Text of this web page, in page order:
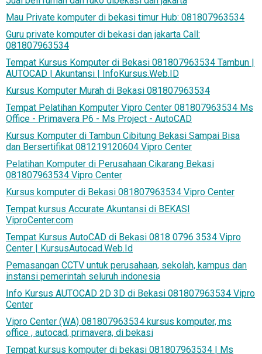
Mau Private komputer di bekasi timur Hub: 081807963534
Guru private komputer di bekasi dan jakarta Call:
081807963534
Tempat Kursus Komputer di Bekasi 081807963534 Tambun |
AUTOCAD | Akuntansi | InfoKursus.Web.ID
Kursus Komputer Murah di Bekasi 081807963534
Tempat Pelatihan Komputer Vipro Center 081807963534 Ms
Office - Primavera P6 - Ms Project - AutoCAD
Kursus Komputer di Tambun Cibitung Bekasi Sampai Bisa
dan Bersertifikat 081219120604 Vipro Center
Pelatihan Komputer di Perusahaan Cikarang Bekasi
081807963534 Vipro Center
Kursus komputer di Bekasi 081807963534 Vipro Center
Tempat kursus Accurate Akuntansi di BEKASI
ViproCenter.com
Tempat Kursus AutoCAD di Bekasi 0818 0796 3534 Vipro
Center | KursusAutocad.Web.Id
Pemasangan CCTV untuk perusahaan, sekolah, kampus dan
instansi pemerintah seluruh indonesia
Info Kursus AUTOCAD 2D 3D di Bekasi 081807963534 Vipro
Center
Vipro Center (WA) 081807963534 kursus komputer, ms
office , autocad, primavera, di bekasi
Tempat kursus komputer di bekasi 081807963534 | Ms